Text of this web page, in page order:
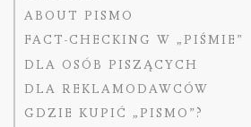
ABOUT PISMO
FACT-CHECKING W „PIŚMIE”
DLA OSÓB PISZĄCYCH
DLA REKLAMODAWCÓW
GDZIE KUPIĆ „PISMO”?